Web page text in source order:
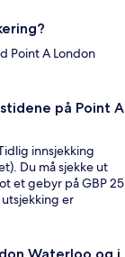
Point A London
på Point A
innsjekking
Du må sjekke ut
et gebyr på GBP 25
er